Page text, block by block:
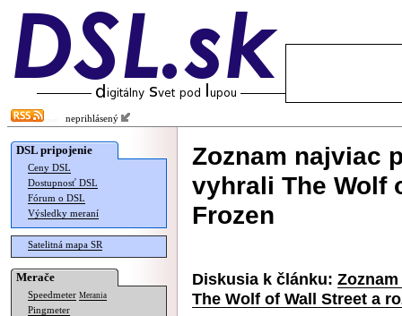
neprihlásený
DSL pripojenie
Ceny DSL
Dostupnosť DSL
Fórum o DSL
Výsledky meraní
Satelitná mapa SR
Merače
Speedmeter Merania
Pingmeter
Zoznam najviac
vyhrali The Wolf
Frozen
Diskusia k článku:
The Wolf of Wall Street a